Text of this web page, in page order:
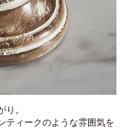
。
ティークのような雰囲気を